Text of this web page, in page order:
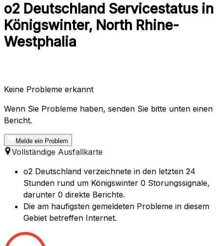
o2 Deutschland Servicestatus in
Königswinter, North Rhine-
Westphalia
Keine Probleme erkannt
Wenn Sie Probleme haben, senden Sie bitte unten einen
Bericht.
Melde ein Problem
Vollständige Ausfallkarte
o2 Deutschland verzeichnete in den letzten 24
Stunden rund um Königswinter 0 Storungssignale,
darunter 0 direkte Berichte.
Die am haufigsten gemeldeten Probleme in diesem
Gebiet betreffen Internet.